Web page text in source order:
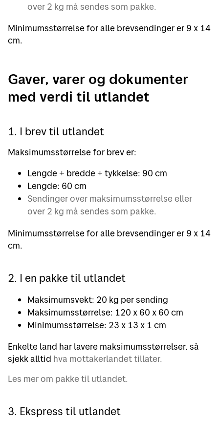
over 2 kg må sendes som pakke.
Minimumsstørrelse for alle brevsendinger er 9 x 14
cm.
Gaver, varer og dokumenter
med verdi til utlandet
1. I brev til utlandet
Maksimumsstørrelse for brev er:
Lengde + bredde + tykkelse: 90 cm
Lengde: 60 cm
Sendinger over maksimumsstørrelse eller
over 2 kg må sendes som pakke.
Minimumsstørrelse for alle brevsendinger er 9 x 14
cm.
2. I en pakke til utlandet
Maksimumsvekt: 20 kg per sending
Maksimumsstørrelse: 120 x 60 x 60 cm
Minimumsstørrelse: 23 x 13 x 1 cm
Enkelte land har lavere maksimumsstørrelser, så
sjekk alltid hva mottakerlandet tillater.
Les mer om pakke til utlandet.
3. Ekspress til utlandet